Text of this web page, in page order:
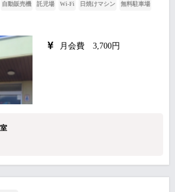
自動販売機 託児場 Wi-Fi 日焼けマシン 無料駐車場
月会費 3,700円